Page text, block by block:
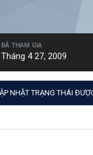
ĐÃ THAM GIA
Tháng 4 27, 2009
NHẬT TRẠNG THÁI